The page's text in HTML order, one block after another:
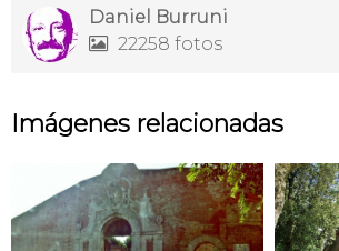
Daniel Burruni
 22258 fotos
Imágenes relacionadas